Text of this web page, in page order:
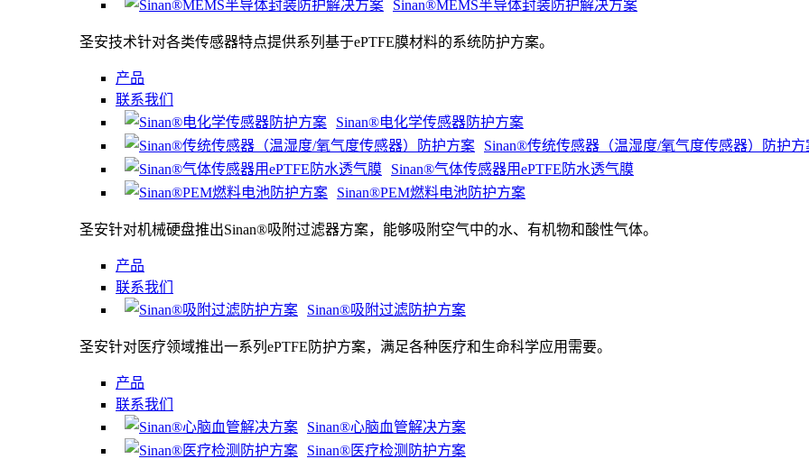
Sinan®MEMS半导体封装防护解决方案
圣安技术针对各类传感器特点提供系列基于ePTFE膜材料的系统防护方案。
产品
联系我们
Sinan®电化学传感器防护方案
Sinan®传统传感器（温湿度/氧气度传感器）防护方
Sinan®气体传感器用ePTFE防水透气膜
Sinan®PEM燃料电池防护方案
圣安针对机械硬盘推出Sinan®吸附过滤器方案，能够吸附空气中的水、有机物和酸性气体。
产品
联系我们
Sinan®吸附过滤防护方案
圣安针对医疗领域推出一系列ePTFE防护方案，满足各种医疗和生命科学应用需要。
产品
联系我们
Sinan®心脑血管解决方案
Sinan®医疗检测防护方案